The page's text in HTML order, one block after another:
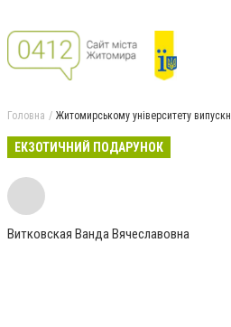
Головна Житомирському університету
ЕКЗОТИЧНИЙ ПОДАРУНОК
Витковская Ванда Вячеславовна